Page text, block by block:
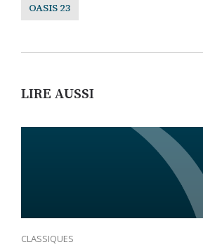
OASIS 23
LIRE AUSSI
CLASSIQUES